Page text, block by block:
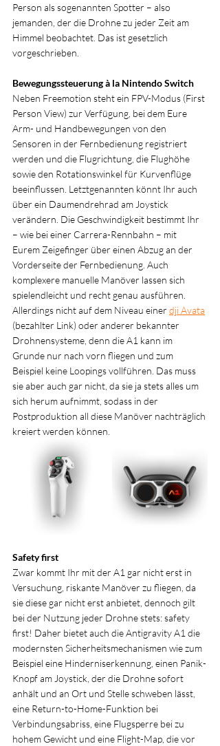
Person als sogenannten Spotter – also
jemanden, der die Drohne zu jeder Zeit am
Himmel beobachtet. Das ist gesetzlich
vorgeschrieben.
Bewegungssteuerung à la Nintendo Switch
Neben Freemotion steht ein FPV-Modus (First
Person View) zur Verfügung, bei dem Eure
Arm- und Handbewegungen von den
Sensoren in der Fernbedienung registriert
werden und die Flugrichtung, die Flughöhe
sowie den Rotationswinkel für Kurvenflüge
beeinflussen. Letztgenannten könnt Ihr auch
über ein Daumendrehrad am Joystick
verändern. Die Geschwindigkeit bestimmt Ihr
– wie bei einer Carrera-Rennbahn – mit
Eurem Zeigefinger über einen Abzug an der
Vorderseite der Fernbedienung. Auch
komplexere manuelle Manöver lassen sich
spielendleicht und recht genau ausführen.
Allerdings nicht auf dem Niveau einer dji Avata
(bezahlter Link) oder anderer bekannter
Drohnensysteme, denn die A1 kann im
Grunde nur nach vorn fliegen und zum
Beispiel keine Loopings vollführen. Das muss
sie aber auch gar nicht, da sie ja stets alles um
sich herum aufnimmt, sodass in der
Postproduktion all diese Manöver nachträglich
kreiert werden können.
Safety first
Zwar kommt Ihr mit der A1 gar nicht erst in
Versuchung, riskante Manöver zu fliegen, da
sie diese gar nicht erst anbietet, dennoch gilt
bei der Nutzung jeder Drohne stets: safety
first! Daher bietet auch die Antigravity A1 die
modernsten Sicherheitsmechanismen wie zum
Beispiel eine Hinderniserkennung, einen Panik-
Knopf am Joystick, der die Drohne sofort
anhält und an Ort und Stelle schweben lässt,
eine Return-to-Home-Funktion bei
Verbindungsabriss, eine Flugsperre bei zu
hohem Gewicht und eine Flight-Map, die vor